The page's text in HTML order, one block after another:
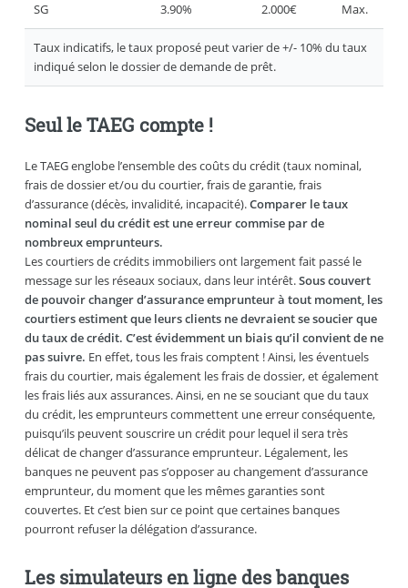
SG 3.90% 2.000€ Max.
Taux indicatifs, le taux proposé peut varier de +/- 10% du taux
indiqué selon le dossier de demande de prêt.
Seul le TAEG compte !
Le TAEG englobe l’ensemble des coûts du crédit (taux nominal,
frais de dossier et/ou du courtier, frais de garantie, frais
d’assurance (décès, invalidité, incapacité).Comparer le taux
nominal seul du crédit est une erreur commise par de
nombreux emprunteurs.
Les courtiers de crédits immobiliers ont largement fait passé le
message sur les réseaux sociaux, dans leur intérêt.Sous couvert
de pouvoir changer d’assurance emprunteur à tout moment, les
courtiers estiment que leurs clients ne devraient se soucier que
du taux de crédit. C’est évidemment un biais qu’il convient de ne
pas suivre. En effet, tous les frais comptent ! Ainsi, les éventuels
frais du courtier, mais également les frais de dossier, et également
les frais liés aux assurances. Ainsi, en ne se souciant que du taux
du crédit, les emprunteurs commettent une erreur conséquente,
puisqu’ils peuvent souscrire un crédit pour lequel il sera très
délicat de changer d’assurance emprunteur. Légalement, les
banques ne peuvent pas s’opposer au changement d’assurance
emprunteur, du moment que les mêmes garanties sont
couvertes. Et c’est bien sur ce point que certaines banques
pourront refuser la délégation d’assurance.
Les simulateurs en ligne des banques